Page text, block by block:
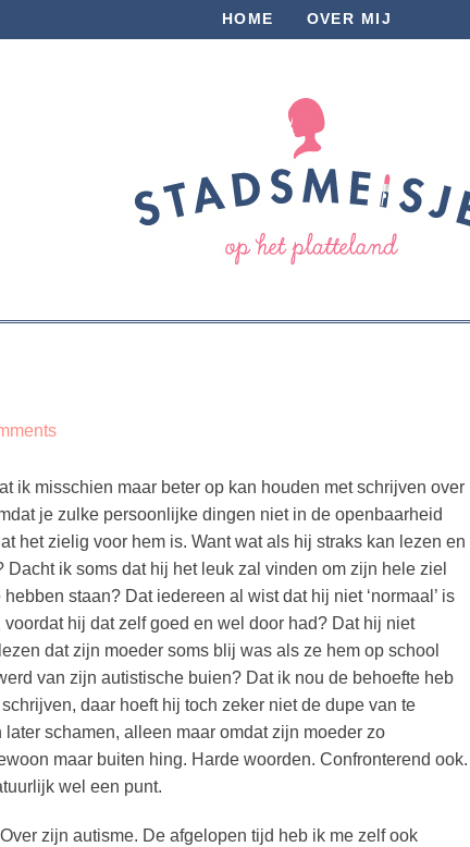
HOME OVER MIJ
ik misschien maar beter op kan houden met schrijven over
je zulke persoonlijke dingen niet in de openbaarheid
het zielig voor hem is. Want wat als hij straks kan lezen en
Dacht ik soms dat hij het leuk zal vinden om zijn hele ziel
staan? Dat iedereen al wist dat hij niet ‘normaal’ is
hij dat zelf goed en wel door had? Dat hij niet
dat zijn moeder soms blij was als ze hem op school
van zijn autistische buien? Dat ik nou de behoefte heb
daar hoeft hij toch zeker niet de dupe van te
schamen, alleen maar omdat zijn moeder zo
maar buiten hing. Harde woorden. Confronterend ook.
wel een punt.
zijn autisme. De afgelopen tijd heb ik me zelf ook